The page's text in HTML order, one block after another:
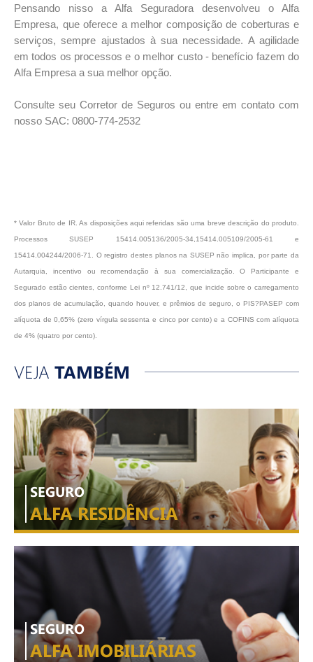
Pensando nisso a Alfa Seguradora desenvolveu o Alfa
Empresa, que oferece a melhor composição de coberturas e
serviços, sempre ajustados à sua necessidade. A agilidade
em todos os processos e o melhor custo - benefício fazem do
Alfa Empresa a sua melhor opção.
Consulte seu Corretor de Seguros ou entre em contato com
nosso SAC: 0800-774-2532
* Valor Bruto de IR. As disposições aqui referidas são uma breve descrição do produto.
Processos SUSEP 15414.005136/2005-34,15414.005109/2005-61 e
15414.004244/2006-71. O registro destes planos na SUSEP não implica, por parte da
Autarquia, incentivo ou recomendação à sua comercialização. O Participante e
Segurado estão cientes, conforme Lei nº 12.741/12, que incide sobre o carregamento
dos planos de acumulação, quando houver, e prêmios de seguro, o PIS?PASEP com
alíquota de 0,65% (zero vírgula sessenta e cinco por cento) e a COFINS com alíquota
de 4% (quatro por cento).
VEJA TAMBÉM
SEGURO
ALFA RESIDÊNCIA
SEGURO
ALFA IMOBILIÁRIAS